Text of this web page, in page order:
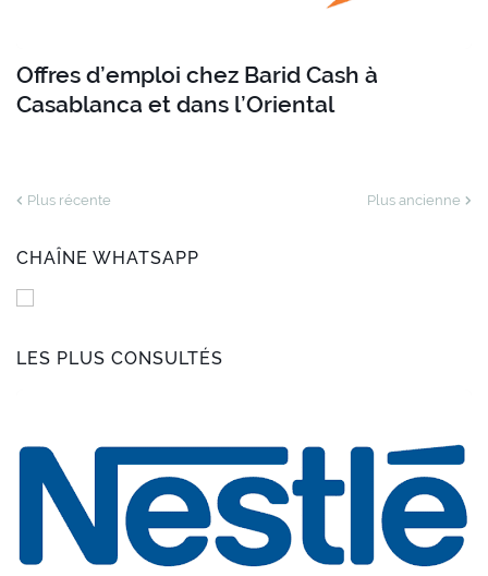
Offres d’emploi chez Barid Cash à
Casablanca et dans l’Oriental
Plus récente Plus ancienne
CHAÎNE WHATSAPP
LES PLUS CONSULTÉS